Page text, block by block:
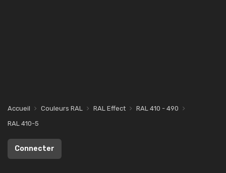
Accueil Couleurs RAL RAL Effect
RAL 410 - 490
RAL 410-5
Connecter